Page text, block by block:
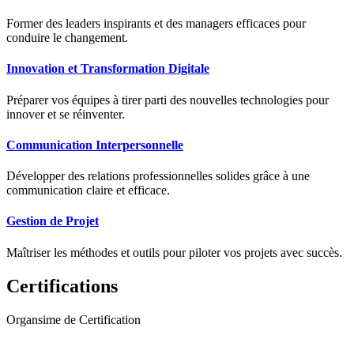
Former des leaders inspirants et des managers efficaces pour
conduire le changement.
Innovation et Transformation Digitale
Préparer vos équipes à tirer parti des nouvelles technologies pour
innover et se réinventer.
Communication Interpersonnelle
Développer des relations professionnelles solides grâce à une
communication claire et efficace.
Gestion de Projet
Maîtriser les méthodes et outils pour piloter vos projets avec succès.
Certifications
Organsime de Certification